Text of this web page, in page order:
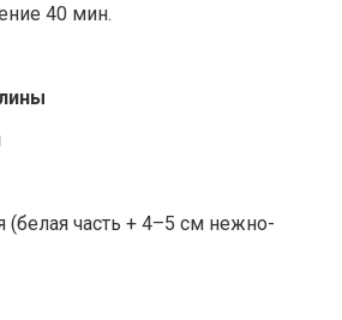
40 мин.
(белая часть + 4–5 см нежно-